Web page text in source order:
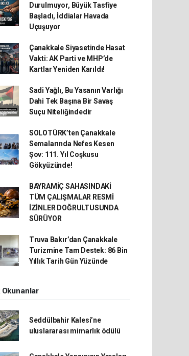
Durulmuyor, Büyük Tasfiye
Başladı, İddialar Havada
Uçuşuyor
Çanakkale Siyasetinde Hasat
Vakti: AK Parti ve MHP’de
Kartlar Yeniden Karıldı!
Sadi Yağlı, Bu Yasanın Varlığı
Dahi Tek Başına Bir Savaş
Suçu Niteliğindedir
SOLOTÜRK’ten Çanakkale
Semalarında Nefes Kesen
Şov: 111. Yıl Coşkusu
Gökyüzünde!
BAYRAMİÇ SAHASINDAKİ
TÜM ÇALIŞMALAR RESMİ
İZİNLER DOĞRULTUSUNDA
SÜRÜYOR
Truva Bakır’dan Çanakkale
Turizmine Tam Destek: 86 Bin
Yıllık Tarih Gün Yüzünde
Okunanlar
Seddülbahir Kalesi’ne
uluslararası mimarlık ödülü